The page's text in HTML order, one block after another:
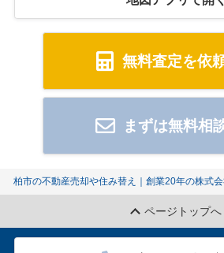
無料査定を依
まずは無料相
柏市の不動産売却や住み替え｜創業20年の株式
ページトップへ